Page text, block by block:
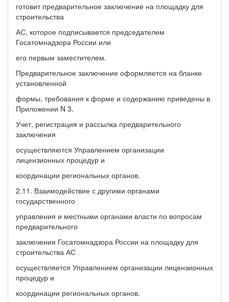
готовит предварительное заключение на площадку для
строительства
АС, которое подписывается председателем
Госатомнадзора России или
его первым заместителем.
Предварительное заключение оформляется на бланке
установленной
формы, требования к форме и содержанию приведены в
Приложении N 3.
Учет, регистрация и рассылка предварительного
заключения
осуществляются Управлением организации
лицензионных процедур и
координации региональных органов.
2.11. Взаимодействие с другими органами
государственного
управления и местными органами власти по вопросам
предварительного
заключения Госатомнадзора России на площадку для
строительства АС
осуществляется Управлением организации лицензионных
процедур и
координации региональных органов.